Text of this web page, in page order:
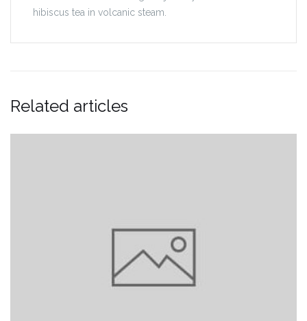
hibiscus tea in volcanic steam.
Related articles